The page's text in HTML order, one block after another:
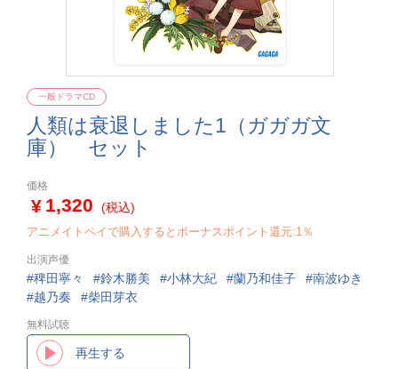
人類は衰退しました1（ガガガ文
庫） セット
一般ドラマCD
価格
1,320 (税込)
アニメイトペイで購入するとボーナスポイント還元:1％
出演声優
稗田寧々 鈴木勝美 小林大紀 蘭乃和佳子
南波ゆき
越乃奏
柴田芽衣
無料試聴
再生する